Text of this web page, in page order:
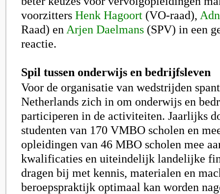
voorzitters Henk Hagoort (VO-raad),
Raad) en Arjen Daelmans (SPV) in een
reactie.
Spil tussen onderwijs en bedrijfsleven
Voor de organisatie van wedstrijden
Netherlands zich in om onderwijs en
participeren in de activiteiten. Jaarlijks
studenten van 170 VMBO scholen en
opleidingen van 46 MBO scholen mee
kwalificaties en uiteindelijk landelijke
dragen bij met kennis, materialen en
beroepspraktijk optimaal kan worden